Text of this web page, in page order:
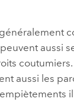
aussi
coutumiers.
aussi les